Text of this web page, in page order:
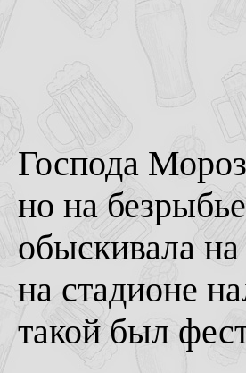
Господа
но на
обыскивала
на стадионе
такой был